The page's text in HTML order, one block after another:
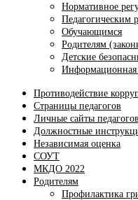
Нормативное
Педагогическим
Обучающимся
Родителям
Детские
Информационная
Противодействие
Страницы педагогов
Личные сайты педагогов
Должностные
Независимая оценка
СОУТ
МКДО 2022
Родителям
Профилактика